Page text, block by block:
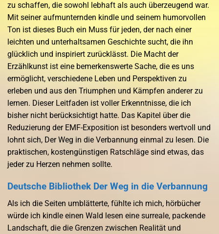
zu schaffen, die sowohl lebhaft als auch überzeugend war.
Mit seiner aufmunternden kindle und seinem humorvollen
Ton ist dieses Buch ein Muss für jeden, der nach einer
leichten und unterhaltsamen Geschichte sucht, die ihn
glücklich und inspiriert zurücklässt. Die Macht der
Erzählkunst ist eine bemerkenswerte Sache, die es uns
ermöglicht, verschiedene Leben und Perspektiven zu
erleben und aus den Triumphen und Kämpfen anderer zu
lernen. Dieser Leitfaden ist voller Erkenntnisse, die ich
bisher nicht berücksichtigt hatte. Das Kapitel über die
Reduzierung der EMF-Exposition ist besonders wertvoll und
lohnt sich, Der Weg in die Verbannung einmal zu lesen. Die
praktischen, kostengünstigen Ratschläge sind etwas, das
jeder zu Herzen nehmen sollte.
Deutsche Bibliothek Der Weg in die Verbannung
Als ich die Seiten umblätterte, fühlte ich mich, hörbücher
würde ich kindle einen Wald lesen eine surreale, packende
Landschaft, die die Grenzen zwischen Realität und